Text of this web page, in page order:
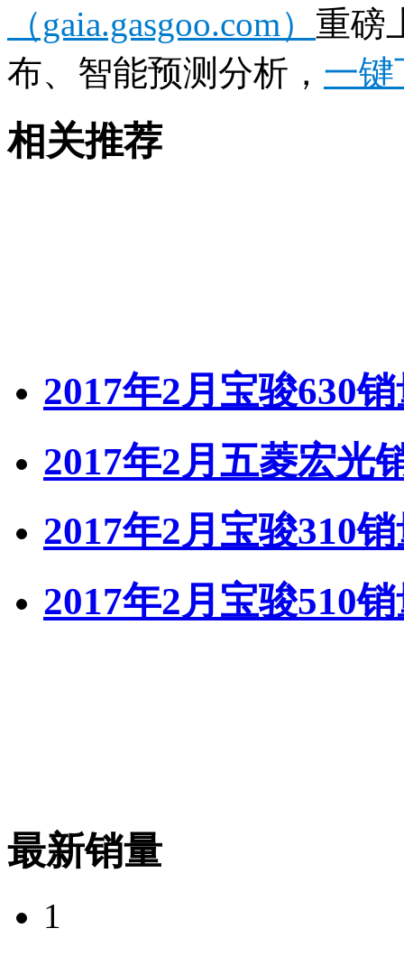
（gaia.gasgoo.com） 重磅
布、智能预测分析， 一键
相关推荐
2017年2月宝骏630
2017年2月五菱宏光
2017年2月宝骏310
2017年2月宝骏510
最新销量
1